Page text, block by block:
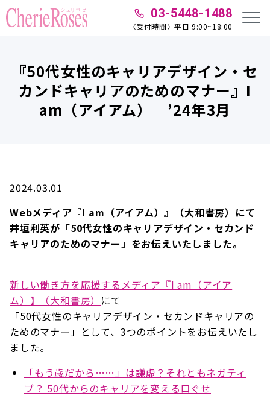
03-5448-1488
〈受付時間〉平日 9:00~18:00
『50代女性のキャリアデザイン・セ
カンドキャリアのためのマナー』I
am（アイアム） ’24年3月
2024.03.01
Webメディア『I am（アイアム）』（大和書房）にて
井垣利英が「50代女性のキャリアデザイン・セカンド
キャリアのためのマナー」をお伝えいたしました。
新しい働き方を応援するメディア『I am（アイア
ム）】（大和書房） にて
「50代女性のキャリアデザイン・セカンドキャリアの
ためのマナー」として、3つのポイントをお伝えいたし
ました。
「もう歳だから……」は謙虚？それともネガティ
ブ？ 50代からのキャリアを変える口ぐせ